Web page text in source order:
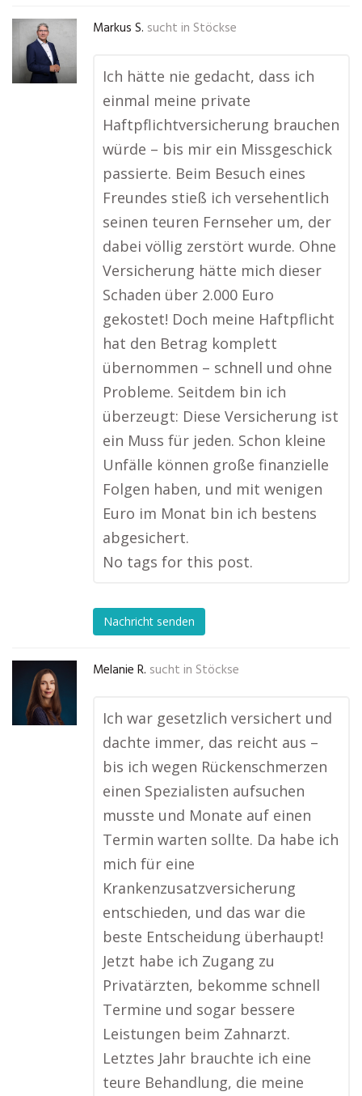
Markus S. sucht in Stöckse
Ich hätte nie gedacht, dass ich
einmal meine private
Haftpflichtversicherung brauchen
würde – bis mir ein Missgeschick
passierte. Beim Besuch eines
Freundes stieß ich versehentlich
seinen teuren Fernseher um, der
dabei völlig zerstört wurde. Ohne
Versicherung hätte mich dieser
Schaden über 2.000 Euro
gekostet! Doch meine Haftpflicht
hat den Betrag komplett
übernommen – schnell und ohne
Probleme. Seitdem bin ich
überzeugt: Diese Versicherung ist
ein Muss für jeden. Schon kleine
Unfälle können große finanzielle
Folgen haben, und mit wenigen
Euro im Monat bin ich bestens
abgesichert.
No tags for this post.
Nachricht senden
Melanie R. sucht in Stöckse
Ich war gesetzlich versichert und
dachte immer, das reicht aus –
bis ich wegen Rückenschmerzen
einen Spezialisten aufsuchen
musste und Monate auf einen
Termin warten sollte. Da habe ich
mich für eine
Krankenzusatzversicherung
entschieden, und das war die
beste Entscheidung überhaupt!
Jetzt habe ich Zugang zu
Privatärzten, bekomme schnell
Termine und sogar bessere
Leistungen beim Zahnarzt.
Letztes Jahr brauchte ich eine
teure Behandlung, die meine